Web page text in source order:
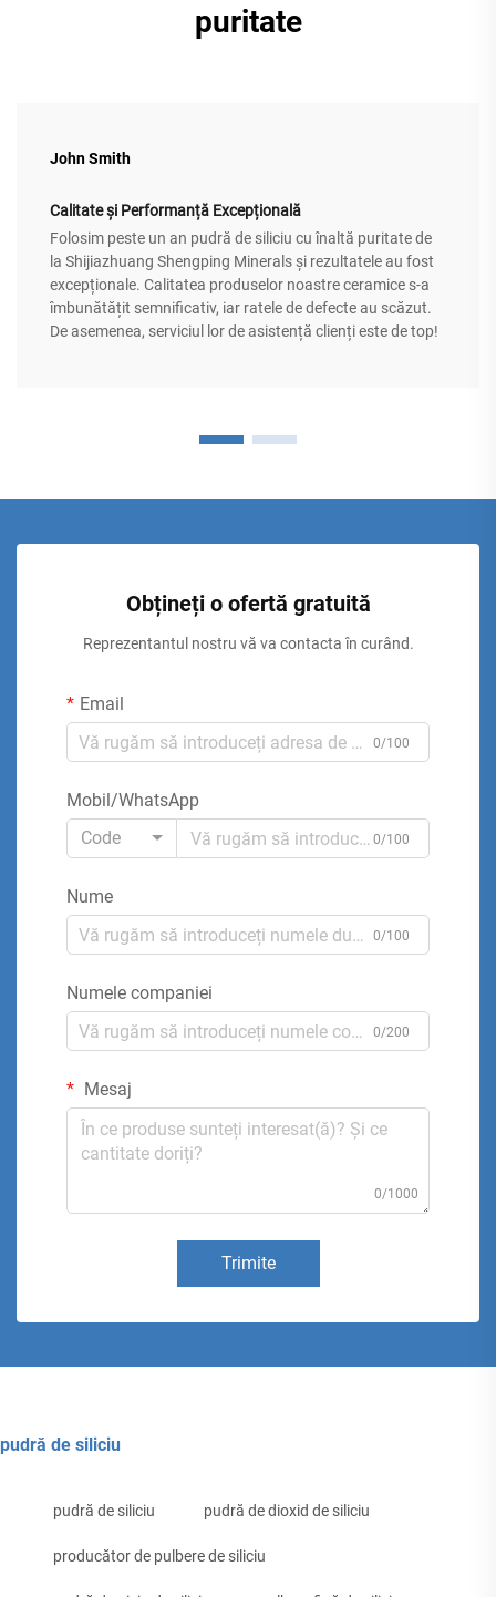
puritate
John Smith
Calitate și Performanță Excepțională
Folosim peste un an pudră de siliciu cu înaltă puritate de
la Shijiazhuang Shengping Minerals și rezultatele au fost
excepționale. Calitatea produselor noastre ceramice s-a
îmbunătățit semnificativ, iar ratele de defecte au scăzut.
De asemenea, serviciul lor de asistență clienți este de top!
Obțineți o ofertă gratuită
Reprezentantul nostru vă va contacta în curând.
Email
0/100
Mobil/WhatsApp
Code
0/100
Nume
0/100
Numele companiei
0/200
Mesaj
0/1000
Trimite
pudră de siliciu
pudră de siliciu pudră de dioxid de siliciu
producător de pulbere de siliciu